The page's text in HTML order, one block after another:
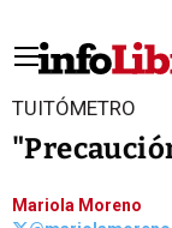
TUITÓMETRO
Mariola Moreno